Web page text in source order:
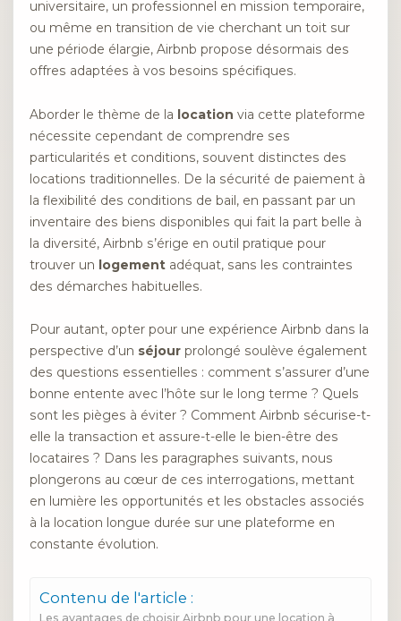
universitaire, un professionnel en mission temporaire,
ou même en transition de vie cherchant un toit sur
une période élargie, Airbnb propose désormais des
offres adaptées à vos besoins spécifiques.
Aborder le thème de la location via cette plateforme
nécessite cependant de comprendre ses
particularités et conditions, souvent distinctes des
locations traditionnelles. De la sécurité de paiement à
la flexibilité des conditions de bail, en passant par un
inventaire des biens disponibles qui fait la part belle à
la diversité, Airbnb s’érige en outil pratique pour
trouver un logement adéquat, sans les contraintes
des démarches habituelles.
Pour autant, opter pour une expérience Airbnb dans la
perspective d’un séjour prolongé soulève également
des questions essentielles : comment s’assurer d’une
bonne entente avec l’hôte sur le long terme ? Quels
sont les pièges à éviter ? Comment Airbnb sécurise-t-
elle la transaction et assure-t-elle le bien-être des
locataires ? Dans les paragraphes suivants, nous
plongerons au cœur de ces interrogations, mettant
en lumière les opportunités et les obstacles associés
à la location longue durée sur une plateforme en
constante évolution.
Contenu de l'article :
Les avantages de choisir Airbnb pour une location à